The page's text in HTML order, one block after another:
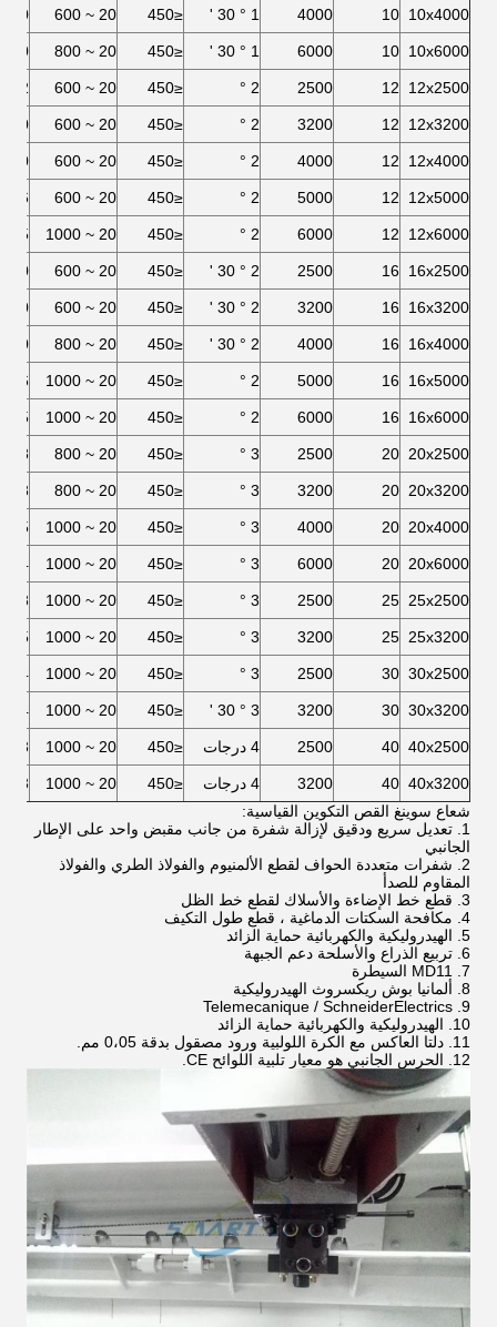
10x4000
10
4000
1 ° 30 '
≤450
20 ~ 600
10
10x6000
10
6000
1 ° 30 '
≤450
20 ~ 800
10
12x2500
12
2500
2 °
≤450
20 ~ 600
12
12x3200
12
3200
2 °
≤450
20 ~ 600
10
12x4000
12
4000
2 °
≤450
20 ~ 600
10
12x5000
12
5000
2 °
≤450
20 ~ 600
6
12x6000
12
6000
2 °
≤450
20 ~ 1000
5
16x2500
16
2500
2 ° 30 '
≤450
20 ~ 600
10
16x3200
16
3200
2 ° 30 '
≤450
20 ~ 600
10
16x4000
16
4000
2 ° 30 '
≤450
20 ~ 800
10
16x5000
16
5000
2 °
≤450
20 ~ 1000
6
16x6000
16
6000
2 °
≤450
20 ~ 1000
5
20x2500
20
2500
3 °
≤450
20 ~ 800
8
20x3200
20
3200
3 °
≤450
20 ~ 800
8
20x4000
20
4000
3 °
≤450
20 ~ 1000
5
20x6000
20
6000
3 °
≤450
20 ~ 1000
4
25x2500
25
2500
3 °
≤450
20 ~ 1000
8
25x3200
25
3200
3 °
≤450
20 ~ 1000
5
30x2500
30
2500
3 °
≤450
20 ~ 1000
4
30x3200
30
3200
3 ° 30 '
≤450
20 ~ 1000
4
40x2500
40
2500 4 درجات ≤450
20 ~ 1000
3
40x3200
40
3200 4 درجات ≤450
20 ~ 1000
3
شعاع سوينغ القص التكوين القياسية:
1. تعديل سريع ودقيق لإزالة شفرة من جانب مقبض واحد على الإطار
الجانبي
2. شفرات متعددة الحواف لقطع الألمنيوم والفولاذ الطري والفولاذ
المقاوم للصدأ
3. قطع خط الإضاءة والأسلاك لقطع خط الظل
4. مكافحة السكتات الدماغية ، قطع طول التكيف
5. الهيدروليكية والكهربائية حماية الزائد
6. تربيع الذراع والأسلحة دعم الجبهة
7. MD11 السيطرة
8. ألمانيا بوش ريكسروث الهيدروليكية
9. Telemecanique / SchneiderElectrics
10. الهيدروليكية والكهربائية حماية الزائد
11. دلتا العاكس مع الكرة اللولبية ورود مصقول بدقة 0،05 مم.
12. الحرس الجانبي هو معيار تلبية اللوائح CE.